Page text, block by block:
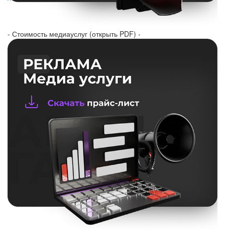
- Стоимость медиауслуг (открыть PDF) -